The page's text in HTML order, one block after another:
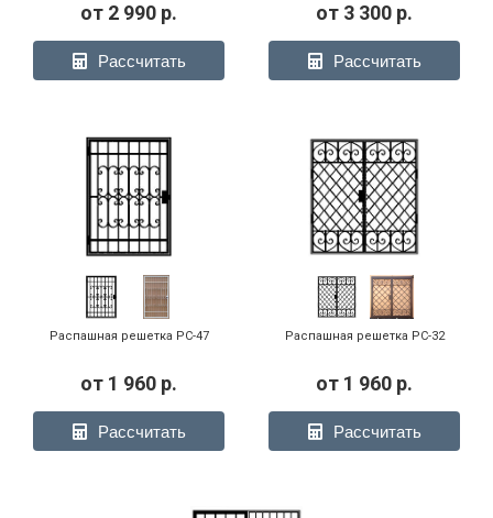
от 2 990 р.
Рассчитать
от 3 300 р.
Рассчитать
Распашная решетка РС-47
от 1 960 р.
Рассчитать
Распашная решетка РС-32
от 1 960 р.
Рассчитать